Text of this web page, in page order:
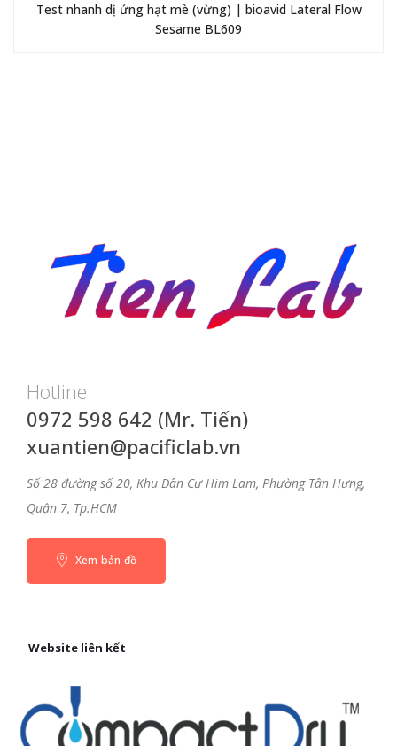
Test nhanh dị ứng hạt mè (vừng) | bioavid Lateral Flow
Sesame BL609
Hotline
0972 598 642 (Mr. Tiến)
xuantien@pacificlab.vn
Số 28 đường số 20, Khu Dân Cư Him Lam, Phường Tân Hưng,
Quận 7, Tp.HCM
Xem bản đồ
Website liên kết